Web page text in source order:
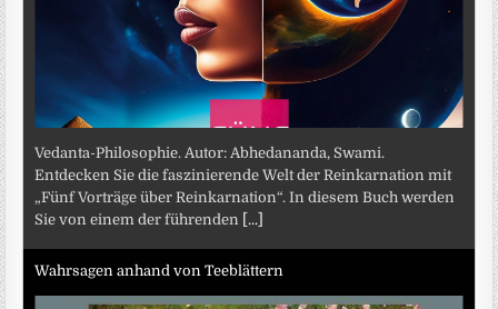
Vedanta-Philosophie. Autor: Abhedananda, Swami.
Entdecken Sie die faszinierende Welt der Reinkarnation mit
„Fünf Vorträge über Reinkarnation“. In diesem Buch werden
Sie von einem der führenden
[...]
Wahrsagen anhand von Teeblättern